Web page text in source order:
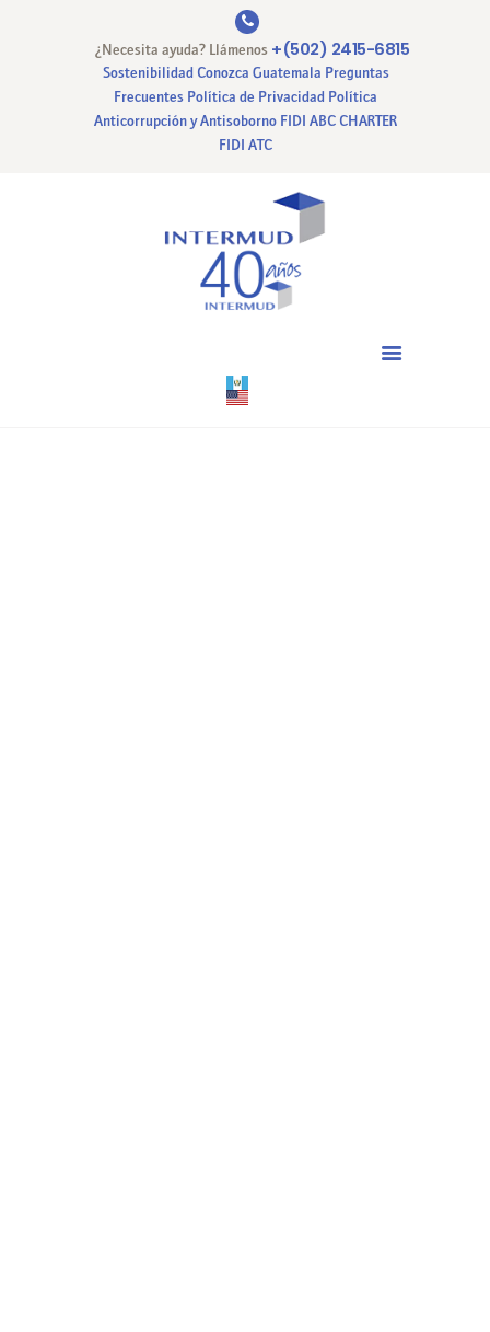
¿Necesita ayuda? Llámenos +(502) 2415-6815
Sostenibilidad Conozca Guatemala Preguntas
Frecuentes Política de Privacidad Política
Anticorrupción y Antisoborno FIDI ABC CHARTER
FIDI ATC
CERTIFICACIONES
PAGO EN LINEA